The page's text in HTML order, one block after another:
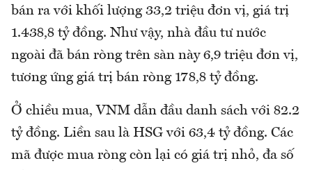
bán ra với khối lượng 33,2 triệu đơn vị, giá trị
1.438,8 tỷ đồng. Như vậy, nhà đầu tư nước
ngoài đã bán ròng trên sàn này 6,9 triệu đơn vị,
tương ứng giá trị bán ròng 178,8 tỷ đồng.
Ở chiều mua, VNM dẫn đầu danh sách với 82.2
tỷ đồng. Liền sau là HSG với 63,4 tỷ đồng. Các
mã được mua ròng còn lại có giá trị nhỏ, đa số